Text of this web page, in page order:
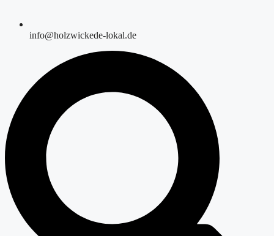
info@holzwickede-lokal.de